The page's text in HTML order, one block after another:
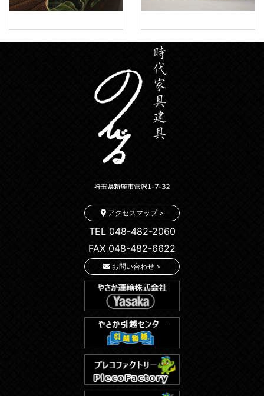
アクセスマップ >
TEL 048-482-2060
FAX 048-482-6622
お問い合わせ >